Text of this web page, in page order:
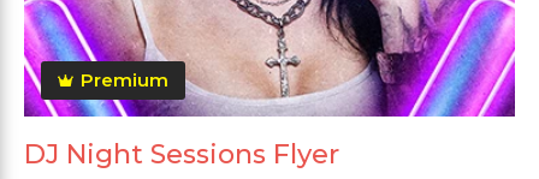
Premium
DJ Night Sessions Flyer